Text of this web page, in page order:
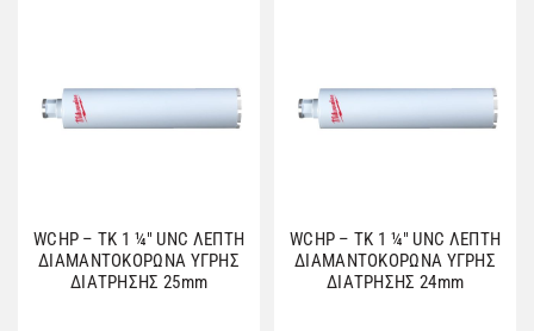
WCHP – TK 1 ¼″ UNC ΛΕΠΤΗ
ΔΙΑΜΑΝΤΟΚΟΡΩΝΑ ΥΓΡΗΣ
ΔΙΑΤΡΗΣΗΣ 25mm
WCHP – TK 1 ¼″ UNC ΛΕΠΤΗ
ΔΙΑΜΑΝΤΟΚΟΡΩΝΑ ΥΓΡΗΣ
ΔΙΑΤΡΗΣΗΣ 24mm